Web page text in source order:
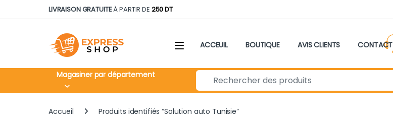
Skip to navigation
Skip to contentLIVRAISON GRATUITEÀ PARTIR DE 250 DT
ACCEUIL BOUTIQUE AVIS CLIENTS CONTACT
Magasiner par département Search for:
Accueil Produits identifiés “Solution auto Tunisie”